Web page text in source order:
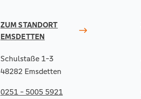
ZUM STANDORT
EMSDETTEN
Schulstaße 1-3
48282 Emsdetten
0251 - 5005 5921